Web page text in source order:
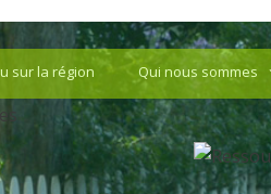
sur la région Qui nous sommes